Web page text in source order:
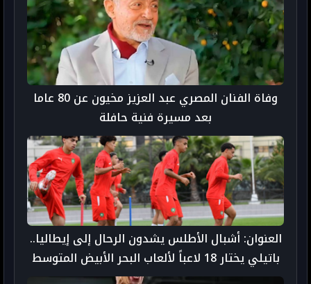
وفاة الفنان المصري عبد العزيز مخيون عن 80 عاما
بعد مسيرة فنية حافلة
العنوان: أشبال الأطلس يشدون الرحال إلى إيطاليا..
باتيلي يختار 18 لاعباً لألعاب البحر الأبيض المتوسط